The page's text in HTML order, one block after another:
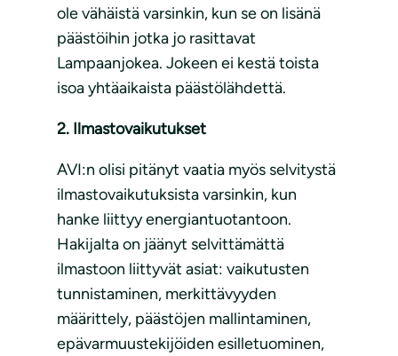
ole vähäistä varsinkin, kun se on lisänä
päästöihin jotka jo rasittavat
Lampaanjokea. Jokeen ei kestä toista
isoa yhtäaikaista päästölähdettä.
2. Ilmastovaikutukset
AVI:n olisi pitänyt vaatia myös selvitystä
ilmastovaikutuksista varsinkin, kun
hanke liittyy energiantuotantoon.
Hakijalta on jäänyt selvittämättä
ilmastoon liittyvät asiat: vaikutusten
tunnistaminen, merkittävyyden
määrittely, päästöjen mallintaminen,
epävarmuustekijöiden esilletuominen,